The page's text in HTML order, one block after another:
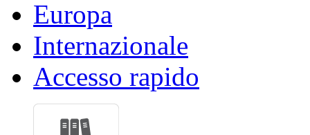
Europa
Internazionale
Accesso rapido